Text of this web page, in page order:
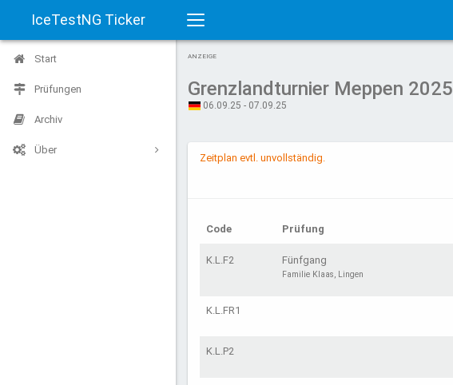
IceTestNG Ticker
Toggle
navigation
Start
Prüfungen
Archiv
Über
ANZEIGE
Grenzlandturnier Meppen 2025
06.09.25 - 07.09.25
Zeitplan evtl. unvollständig.
Code Prüfung
K.L.F2 Fünfgang
Familie Klaas, Lingen
K.L.FR1
K.L.P2